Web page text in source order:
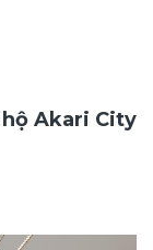
Akari City